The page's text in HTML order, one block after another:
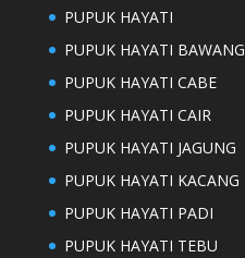
PUPUK HAYATI
PUPUK HAYATI BAWANG
PUPUK HAYATI CABE
PUPUK HAYATI CAIR
PUPUK HAYATI JAGUNG
PUPUK HAYATI KACANG
PUPUK HAYATI PADI
PUPUK HAYATI TEBU